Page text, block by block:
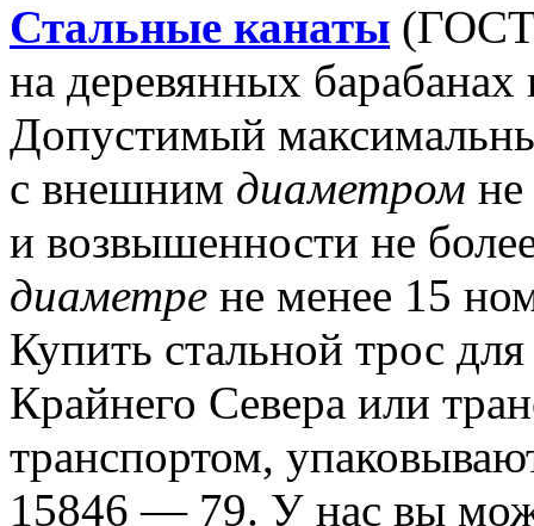
Стальные канаты (ГОСТ
на деревянных
Допустимый
с внешним диаметром
и возвышенности не
диаметре не менее 15
Купить стальной трос для
Крайнего Севера или
транспортом,
15846 — 79. У нас вы